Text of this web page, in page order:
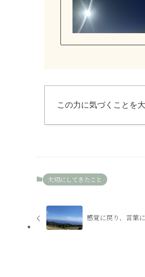
この力に気づくことを
大切にしてきたこと
感覚に戻り、言葉